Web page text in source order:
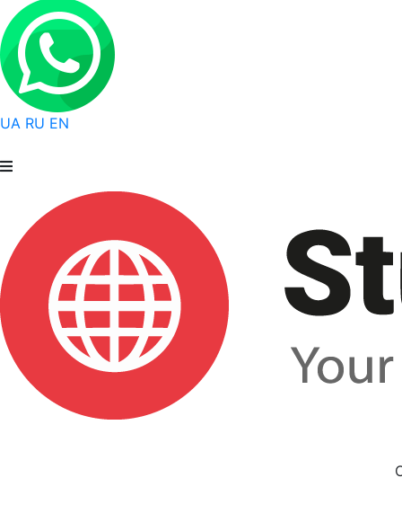
UA RU EN